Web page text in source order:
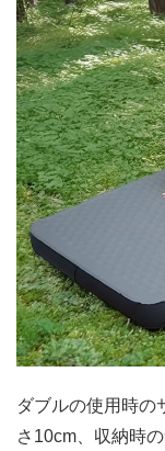
ダブルの使用時の
さ10cm、収納時